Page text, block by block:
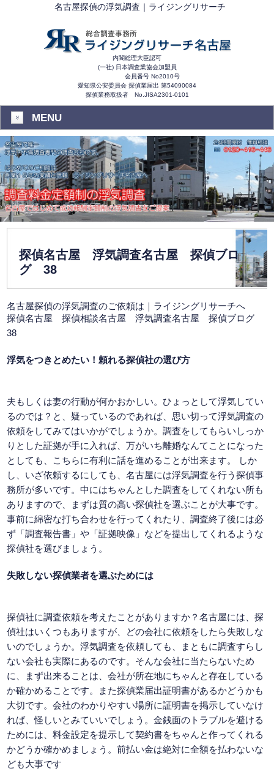
名古屋探偵の浮気調査｜ライジングリサーチ
内閣総理大臣認可
(一社) 日本調査業協会加盟員
会員番号 No2010号
愛知県公安委員会 探偵業届出 第54090084
探偵業務取扱者 No.JISA2301-0101
MENU
探偵名古屋 浮気調査名古屋 探偵ブロ
グ 38
名古屋探偵の浮気調査のご依頼は｜ライジングリサーチへ
探偵名古屋 探偵相談名古屋浮気調査名古屋 探偵ブログ
38
浮気をつきとめたい！頼れる探偵社の選び方
夫もしくは妻の行動が何かおかしい。ひょっとして浮気してい
るのでは？と、疑っているのであれば、思い切って浮気調査の
依頼をしてみてはいかがでしょうか。調査をしてもらいしっか
りとした証拠が手に入れば、万がいち離婚なんてことになった
としても、こちらに有利に話を進めることが出来ます。 しか
し、いざ依頼するにしても、名古屋には浮気調査を行う探偵事
務所が多いです。中にはちゃんとした調査をしてくれない所も
ありますので、まずは質の高い探偵社を選ぶことが大事です。
事前に綿密な打ち合わせを行ってくれたり、調査終了後には必
ず「調査報告書」や「証拠映像」などを提出してくれるような
探偵社を選びましょう。
失敗しない探偵業者を選ぶためには
探偵社に調査依頼を考えたことがありますか？名古屋には、探
偵社はいくつもありますが、どの会社に依頼をしたら失敗しな
いのでしょうか。浮気調査を依頼しても、まともに調査すらし
ない会社も実際にあるのです。そんな会社に当たらないため
に、まず出来ることは、会社が所在地にちゃんと存在している
か確かめることです。また探偵業届出証明書があるかどうかも
大切です。会社のわかりやすい場所に証明書を掲示していなけ
れば、怪しいとみていいでしょう。金銭面のトラブルを避ける
ためには、料金設定を提示して契約書をちゃんと作ってくれる
かどうか確かめましょう。前払い金は絶対に全額を払わないな
ども大事です